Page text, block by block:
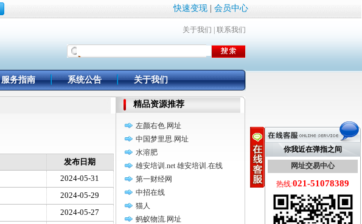
快速变现| 会员中心
你我近在弹指之间
网址交易中心
热线:021-51078389
关于我们 联系我们
服务指南 系统公告 关于我们
发布日期
2024-05-31
2024-05-29
2024-05-27
精品资源推荐
左颜右色.网址
中国梦里思.网址
水溶肥
雄安培训.net 雄安培训.在线
第一财经网
中招在线
猫人
蚂蚁物流.网址